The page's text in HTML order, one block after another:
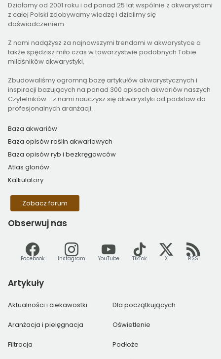
Działamy od 2001 roku i od ponad 25 lat wspólnie z akwarystami
z całej Polski zdobywamy wiedzę i dzielimy się
doświadczeniem.
Z nami nadążysz za najnowszymi trendami w akwarystyce a
także spędzisz miło czas w towarzystwie podobnych Tobie
miłośników akwarystyki.
Zbudowaliśmy ogromną bazę artykułów akwarystycznych i
inspiracji bazujących na ponad 300 opisach akwariów naszych
Czytelników - z nami nauczysz się akwarystyki od podstaw do
profesjonalnych aranżacji.
Baza akwariów
Baza opisów roślin akwariowych
Baza opisów ryb i bezkręgowców
Atlas glonów
Kalkulatory
Zobacz forum
Obserwuj nas
Facebook Instagram YouTube TikTok X RSS
Artykuły
Aktualności i ciekawostki Dla początkujących
Aranżacja i pielęgnacja Oświetlenie
Filtracja Podłoże